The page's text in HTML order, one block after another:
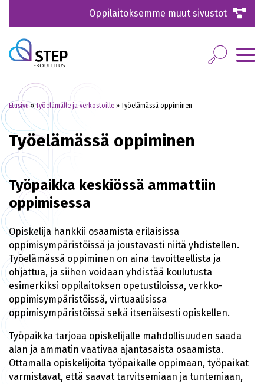
Oppilaitoksemme muut sivustot
Etusivu»Työelämälle ja verkostoille »Työelämässä oppiminen
Työelämässä oppiminen
Työpaikka keskiössä ammattiin
oppimisessa
Opiskelija hankkii osaamista erilaisissa
oppimisympäristöissä ja joustavasti niitä yhdistellen.
Työelämässä oppiminen on aina tavoitteellista ja
ohjattua, ja siihen voidaan yhdistää koulutusta
esimerkiksi oppilaitoksen opetustiloissa, verkko-
oppimisympäristöissä, virtuaalisissa
oppimisympäristöissä sekä itsenäisesti opiskellen.
Työpaikka tarjoaa opiskelijalle mahdollisuuden saada
alan ja ammatin vaativaa ajantasaista osaamista.
Ottamalla opiskelijoita työpaikalle oppimaan, työpaikat
varmistavat, että saavat tarvitsemiaan ja tuntemiaan,